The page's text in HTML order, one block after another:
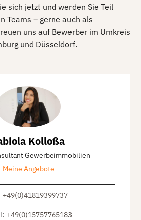
sich jetzt und werden Sie Teil
Teams – gerne auch als
uns auf Bewerber im Umkreis
und Düsseldorf.
Kolloßa
Gewerbeimmobilien
Meine Angebote
+49(0)41819399737
: +49(0)15757765183